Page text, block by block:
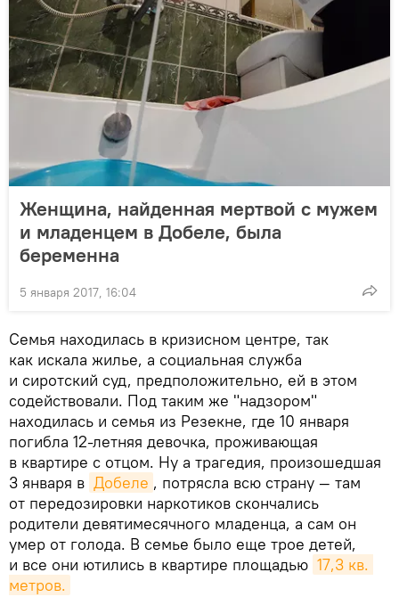
Женщина, найденная мертвой с мужем
и младенцем в Добеле, была
беременна
5 января 2017, 16:04
Семья находилась в кризисном центре, так
как искала жилье, а социальная служба
и сиротский суд, предположительно, ей в этом
содействовали. Под таким же "надзором"
находилась и семья из Резекне, где 10 января
погибла 12-летняя девочка, проживающая
в квартире с отцом. Ну а трагедия, произошедшая
3 января в Добеле , потрясла всю страну — там
от передозировки наркотиков скончались
родители девятимесячного младенца, а сам он
умер от голода. В семье было еще трое детей,
и все они ютились в квартире площадью 17,3 кв.
метров.